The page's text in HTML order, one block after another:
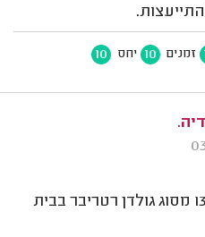
זמנים 10 יחס 10
אילוף כלבה בת 13 מסוג גולדן רטריבר בבית